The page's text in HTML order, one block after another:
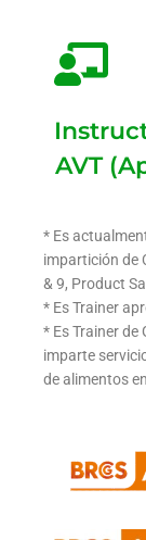
AVT
* Es
impartición de
& 9, Product
* Es Trainer
* Es Trainer de
imparte
de alimentos